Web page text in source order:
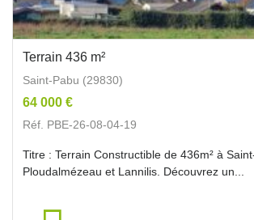
Terrain 436 m²
Saint-Pabu (29830)
64 000 €
Réf. PBE-26-08-04-19
Titre : Terrain Constructible de 436m² à
Ploudalmézeau et Lannilis. Découvrez un...